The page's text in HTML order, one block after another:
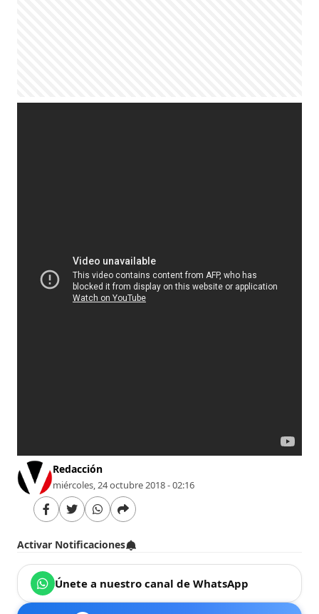
Redacción
miércoles, 24 octubre 2018 - 02:16
Activar Notificaciones
Únete a nuestro canal de WhatsApp